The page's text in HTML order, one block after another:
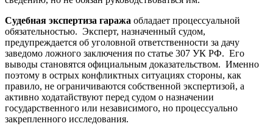
Судебная экспертиза гаража обладает процессуальной
обязательностью. Эксперт, назначенный судом,
предупреждается об уголовной ответственности за дачу
заведомо ложного заключения по статье 307 УК РФ. Его
выводы становятся официальным доказательством. Именно
поэтому в острых конфликтных ситуациях стороны, как
правило, не ограничиваются собственной экспертизой, а
активно ходатайствуют перед судом о назначении
государственного или независимого, но процессуально
закрепленного исследования.